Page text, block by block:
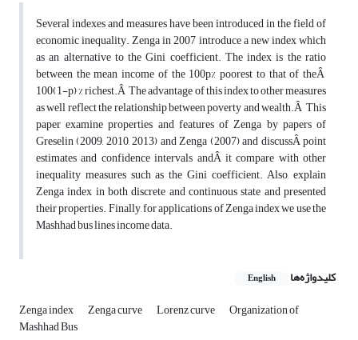
Several indexes and measures have been introduced in the field of
economic inequality. Zenga in 2007 introduce a new index which
as an alternative to the Gini coefficient. The index is the ratio
between the mean income of the 100p% poorest to that of theÂ
100(1-p) % richest.Â The advantage of this index to other measures
as well reflect the relationship between poverty and wealth.Â This
paper examine properties and features of Zenga by papers of
Greselin (2009, 2010, 2013) and Zenga (2007) and discussÂ point
estimates and confidence intervals andÂ it compare with other
inequality measures such as the Gini coefficient. Also, explain
Zenga index in both discrete and continuous state and presented
their properties. Finally, for applications of Zenga index we use the
Mashhad bus lines income data.
کلیدواژه‌ها English
Zenga index Zenga curve Lorenz curve Organization of
Mashhad Bus